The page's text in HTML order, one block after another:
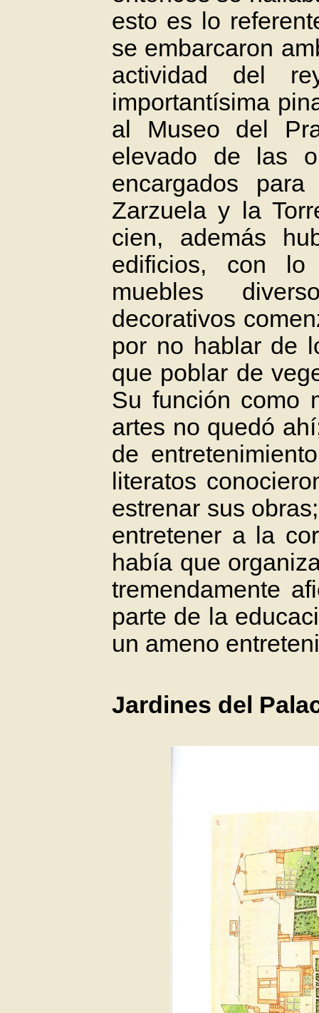
esto es lo
se embarcaron
actividad del
importantísima
al Museo del
elevado de las
encargados
Zarzuela y la
cien, además
edificios, con lo
muebles
decorativos
por no hablar de
que poblar de
Su función como
artes no quedó
de
literatos
estrenar sus
entretener a la
había que
tremendamente
parte de la
un ameno
Jardines del